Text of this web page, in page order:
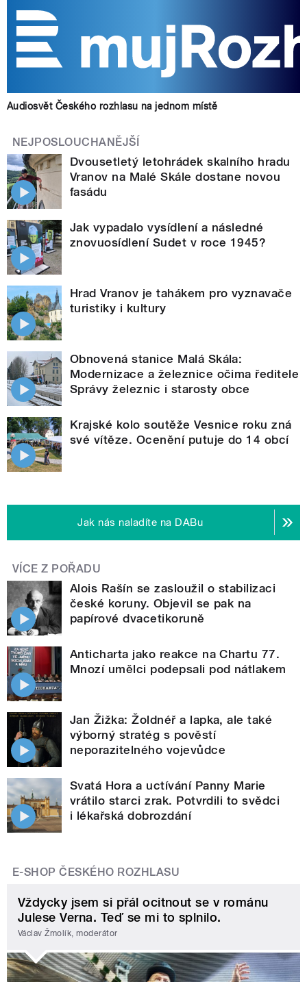
Audiosvět Českého rozhlasu na jednom místě
NEJPOSLOUCHANĚJŠÍ
Dvousetletý letohrádek skalního hradu
Vranov na Malé Skále dostane novou
fasádu
Jak vypadalo vysídlení a následné
znovuosídlení Sudet v roce 1945?
Hrad Vranov je tahákem pro vyznavače
turistiky i kultury
Obnovená stanice Malá Skála:
Modernizace a železnice očima ředitele
Správy železnic i starosty obce
Krajské kolo soutěže Vesnice roku zná
své vítěze. Ocenění putuje do 14 obcí
Jak nás naladíte na DABu
VÍCE Z POŘADU
Alois Rašín se zasloužil o stabilizaci
české koruny. Objevil se pak na
papírové dvacetikoruně
Anticharta jako reakce na Chartu 77.
Mnozí umělci podepsali pod nátlakem
Jan Žižka: Žoldnéř a lapka, ale také
výborný stratég s pověstí
neporazitelného vojevůdce
Svatá Hora a uctívání Panny Marie
vrátilo starci zrak. Potvrdili to svědci
i lékařská dobrozdání
E-SHOP ČESKÉHO ROZHLASU
Vždycky jsem si přál ocitnout se v románu
Julese Verna. Teď se mi to splnilo.
Václav Žmolík, moderátor